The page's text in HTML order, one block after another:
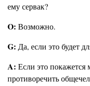
ему сервак?
O: Возможно.
G: Да, если это будет
A: Если это покажется
противоречить